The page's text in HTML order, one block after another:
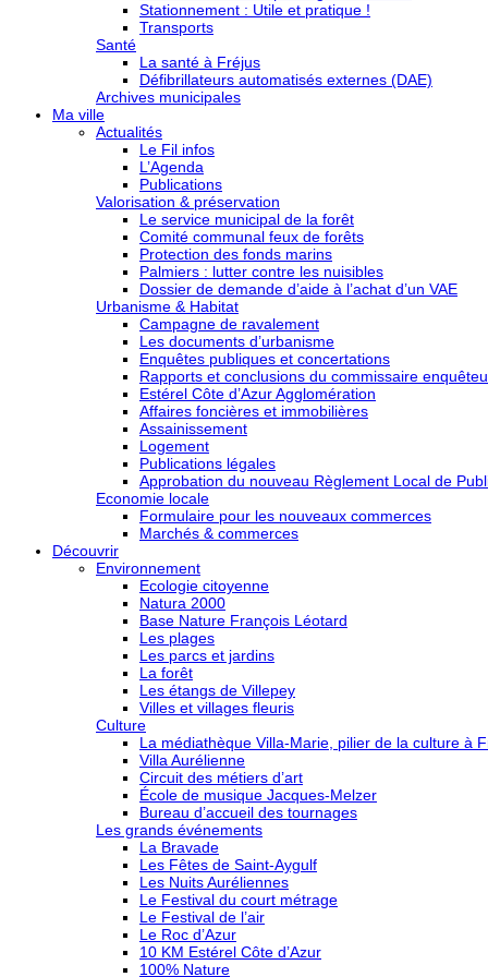
Stationnement : Utile et pratique !
Transports
Santé
La santé à Fréjus
Défibrillateurs automatisés externes (DAE)
Archives municipales
Ma ville
Actualités
Le Fil infos
L’Agenda
Publications
Valorisation & préservation
Le service municipal de la forêt
Comité communal feux de forêts
Protection des fonds marins
Palmiers : lutter contre les nuisibles
Dossier de demande d’aide à l’achat d’un VAE
Urbanisme & Habitat
Campagne de ravalement
Les documents d’urbanisme
Enquêtes publiques et concertations
Rapports et conclusions du commissaire
Estérel Côte d’Azur Agglomération
Affaires foncières et immobilières
Assainissement
Logement
Publications légales
Approbation du nouveau Règlement Local de
Economie locale
Formulaire pour les nouveaux commerces
Marchés & commerces
Découvrir
Environnement
Ecologie citoyenne
Natura 2000
Base Nature François Léotard
Les plages
Les parcs et jardins
La forêt
Les étangs de Villepey
Villes et villages fleuris
Culture
La médiathèque Villa-Marie, pilier de la culture à
Villa Aurélienne
Circuit des métiers d’art
École de musique Jacques-Melzer
Bureau d’accueil des tournages
Les grands événements
La Bravade
Les Fêtes de Saint-Aygulf
Les Nuits Auréliennes
Le Festival du court métrage
Le Festival de l’air
Le Roc d’Azur
10 KM Estérel Côte d’Azur
100% Nature